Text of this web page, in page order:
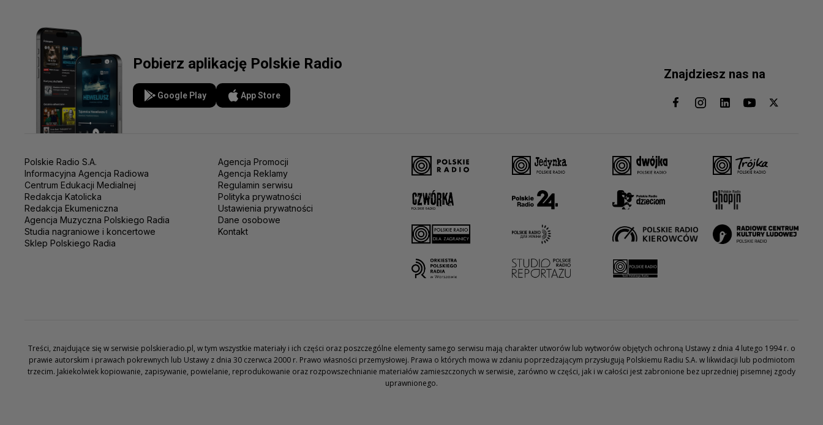
Pobierz aplikację Polskie Radio
Google Play App Store
Znajdziesz nas na
Polskie Radio S.A.
Informacyjna Agencja Radiowa
Centrum Edukacji Medialnej
Redakcja Katolicka
Redakcja Ekumeniczna
Agencja Muzyczna Polskiego Radia
Studia nagraniowe i koncertowe
Sklep Polskiego Radia
Agencja Promocji
Agencja Reklamy
Regulamin serwisu
Polityka prywatności
Ustawienia prywatności
Dane osobowe
Kontakt
Treści, znajdujące się w serwisie polskieradio.pl, w tym wszystkie materiały i ich części oraz poszczególne elementy samego serwisu mają charakter utworów lub wytworów objętych ochroną Ustawy z dnia 4 lutego 1994 r. o
prawie autorskim i prawach pokrewnych lub Ustawy z dnia 30 czerwca 2000 r. Prawo własności przemysłowej. Prawa o których mowa w zdaniu poprzedzającym przysługują Polskiemu Radiu S.A. w likwidacji lub podmiotom
trzecim. Jakiekolwiek kopiowanie, zapisywanie, powielanie, reprodukowanie oraz rozpowszechnianie materiałów zamieszczonych w serwisie, zarówno w części, jak i w całości jest zabronione bez uprzedniej pisemnej zgody
uprawnionego.